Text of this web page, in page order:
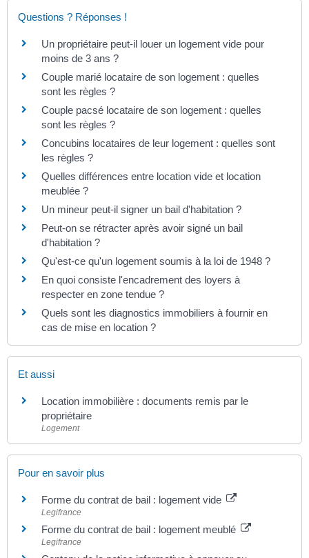
Questions ? Réponses !
Un propriétaire peut-il louer un logement vide pour
moins de 3 ans ?
Couple marié locataire de son logement : quelles
sont les règles ?
Couple pacsé locataire de son logement : quelles
sont les règles ?
Concubins locataires de leur logement : quelles sont
les règles ?
Quelles différences entre location vide et location
meublée ?
Un mineur peut-il signer un bail d'habitation ?
Peut-on se rétracter après avoir signé un bail
d'habitation ?
Qu'est-ce qu'un logement soumis à la loi de 1948 ?
En quoi consiste l'encadrement des loyers à
respecter en zone tendue ?
Quels sont les diagnostics immobiliers à fournir en
cas de mise en location ?
Et aussi
Location immobilière : documents remis par le
propriétaire
Logement
Pour en savoir plus
Forme du contrat de bail : logement vide
Legifrance
Forme du contrat de bail : logement meublé
Legifrance